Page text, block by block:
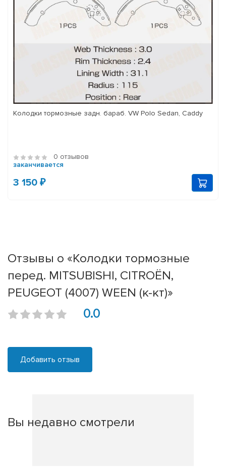
Колодки тормозные задн. бараб. VW Polo Sedan, Caddy
0 отзывов
заканчивается
3 150 ₽
Отзывы о «Колодки тормозные
перед. MITSUBISHI, CITROËN,
PEUGEOT (4007) WEEN (к-кт)»
0.0
Добавить отзыв
Вы недавно смотрели